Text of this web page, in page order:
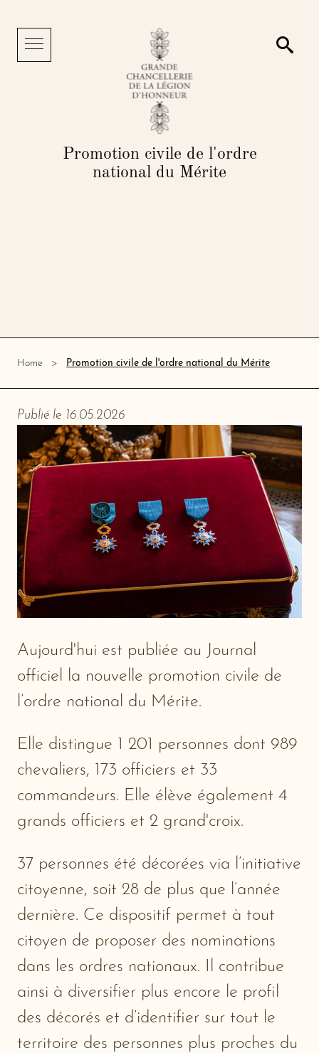
Menu
Promotion civile de l'ordre
national du Mérite
Home Promotion civile de l'ordre national du Mérite
Publié le 16.05.2026
Aujourd'hui est publiée au Journal
officiel la nouvelle promotion civile de
l’ordre national du Mérite.
Elle distingue 1 201 personnes dont 989
chevaliers, 173 officiers et 33
commandeurs. Elle élève également 4
grands officiers et 2 grand'croix.
37 personnes été décorées via l’initiative
citoyenne, soit 28 de plus que l’année
dernière. Ce dispositif permet à tout
citoyen de proposer des nominations
dans les ordres nationaux. Il contribue
ainsi à diversifier plus encore le profil
des décorés et d’identifier sur tout le
territoire des personnes plus proches du